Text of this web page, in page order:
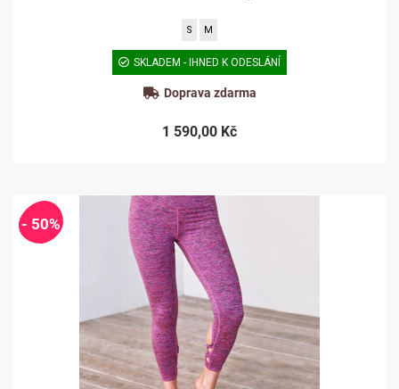
S M
SKLADEM - IHNED K ODESLÁNÍ
Doprava zdarma
1 590,00 Kč
- 50%